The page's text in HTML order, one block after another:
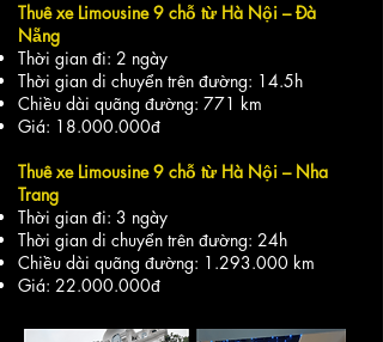
Thuê xe Limousine 9 chỗ từ Hà Nội – Đà
Nẵng
Thời gian đi: 2 ngày
Thời gian di chuyển trên đường: 14.5h
Chiều dài quãng đường: 771 km
Giá: 18.000.000đ
Thuê xe Limousine 9 chỗ từ Hà Nội – Nha
Trang
Thời gian đi: 3 ngày
Thời gian di chuyển trên đường: 24h
Chiều dài quãng đường: 1.293.000 km
Giá: 22.000.000đ